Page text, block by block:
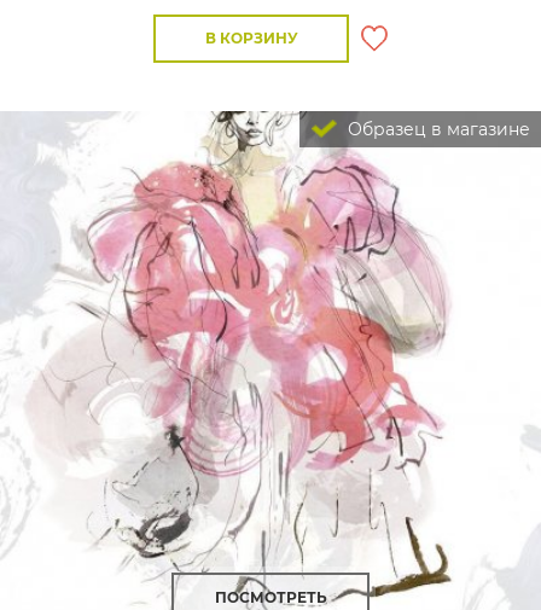
В КОРЗИНУ
Образец в магазине
ПОСМОТРЕТЬ